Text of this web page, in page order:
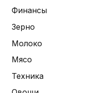
Финансы
Зерно
Молоко
Мясо
Техника